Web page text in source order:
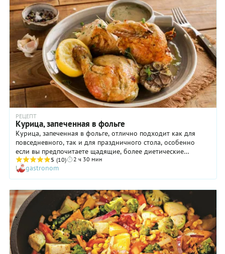
РЕЦЕПТ
Курица, запеченная в фольге
Курица, запеченная в фольге, отлично подходит как для
повседневного, так и для праздничного стола, особенно
если вы предпочитаете щадящие, более диетические
способы тепловой обработки продуктов. Благодаря
приличному количеству чеснока (2 головки!) и лимону птица
приобретает головокружительный аромат, а мякоть ее
буквально тает во рту! На стол курицу, запеченную в фольге,
можно подать с отварным или жареным картофелем. А если
вы голосуете за более правильные сочетания, то приготовьте
на гарнир рагу из овощей или миску свежего зеленого
салата.
5 (10) 2 ч 30 мин
gastronom